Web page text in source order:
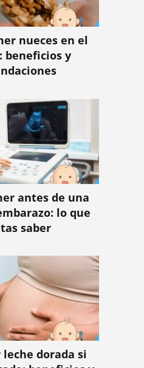
nueces en el
beneficios y
antes de una
lo que
saber
dorada si